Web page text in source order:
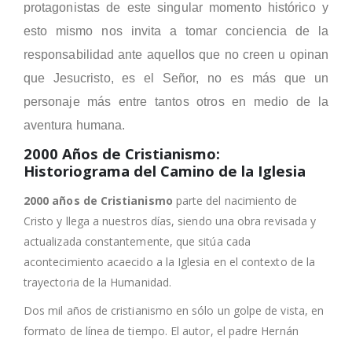
protagonistas de este singular momento histórico y
esto mismo nos invita a tomar conciencia de la
responsabilidad ante aquellos que no creen u opinan
que Jesucristo, es el Señor, no es más que un
personaje más entre tantos otros en medio de la
aventura humana.
2000 Años de Cristianismo:
Historiograma del Camino de la Iglesia
2000 años de Cristianismo parte del nacimiento de
Cristo y llega a nuestros días, siendo una obra revisada y
actualizada constantemente, que sitúa cada
acontecimiento acaecido a la Iglesia en el contexto de la
trayectoria de la Humanidad.
Dos mil años de cristianismo en sólo un golpe de vista, en
formato de línea de tiempo. El autor, el padre Hernán